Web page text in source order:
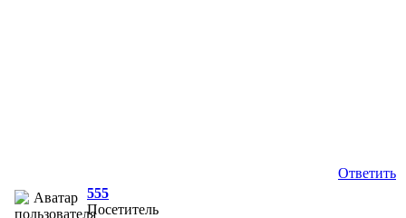
Ответить
555
Посетитель